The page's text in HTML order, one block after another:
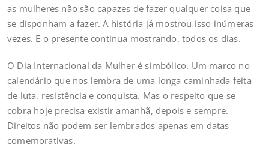
as mulheres não são capazes de fazer qualquer coisa que
se disponham a fazer. A história já mostrou isso inúmeras
vezes. E o presente continua mostrando, todos os dias.
O Dia Internacional da Mulher é simbólico. Um marco no
calendário que nos lembra de uma longa caminhada feita
de luta, resistência e conquista. Mas o respeito que se
cobra hoje precisa existir amanhã, depois e sempre.
Direitos não podem ser lembrados apenas em datas
comemorativas.